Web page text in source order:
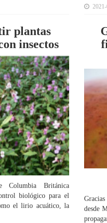
plantas
insectos
Británica
biológico para el
el lirio acuático, la
desde